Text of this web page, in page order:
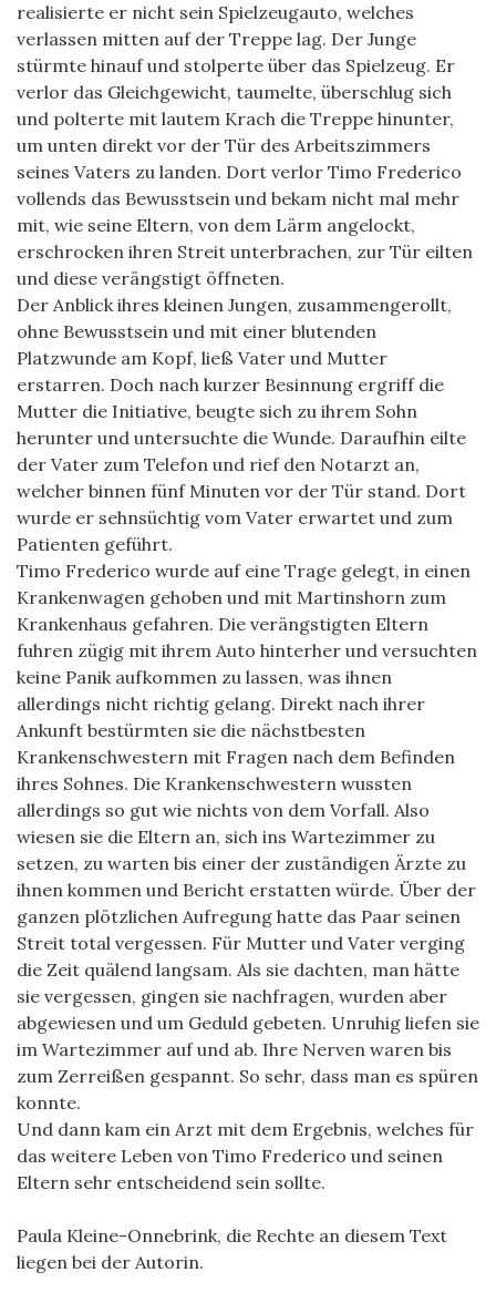
realisierte er nicht sein Spielzeugauto, welches
verlassen mitten auf der Treppe lag. Der Junge
stürmte hinauf und stolperte über das Spielzeug. Er
verlor das Gleichgewicht, taumelte, überschlug sich
und polterte mit lautem Krach die Treppe hinunter,
um unten direkt vor der Tür des Arbeitszimmers
seines Vaters zu landen. Dort verlor Timo Frederico
vollends das Bewusstsein und bekam nicht mal mehr
mit, wie seine Eltern, von dem Lärm angelockt,
erschrocken ihren Streit unterbrachen, zur Tür eilten
und diese verängstigt öffneten.
Der Anblick ihres kleinen Jungen, zusammengerollt,
ohne Bewusstsein und mit einer blutenden
Platzwunde am Kopf, ließ Vater und Mutter
erstarren. Doch nach kurzer Besinnung ergriff die
Mutter die Initiative, beugte sich zu ihrem Sohn
herunter und untersuchte die Wunde. Daraufhin eilte
der Vater zum Telefon und rief den Notarzt an,
welcher binnen fünf Minuten vor der Tür stand. Dort
wurde er sehnsüchtig vom Vater erwartet und zum
Patienten geführt.
Timo Frederico wurde auf eine Trage gelegt, in einen
Krankenwagen gehoben und mit Martinshorn zum
Krankenhaus gefahren. Die verängstigten Eltern
fuhren zügig mit ihrem Auto hinterher und versuchten
keine Panik aufkommen zu lassen, was ihnen
allerdings nicht richtig gelang. Direkt nach ihrer
Ankunft bestürmten sie die nächstbesten
Krankenschwestern mit Fragen nach dem Befinden
ihres Sohnes. Die Krankenschwestern wussten
allerdings so gut wie nichts von dem Vorfall. Also
wiesen sie die Eltern an, sich ins Wartezimmer zu
setzen, zu warten bis einer der zuständigen Ärzte zu
ihnen kommen und Bericht erstatten würde. Über der
ganzen plötzlichen Aufregung hatte das Paar seinen
Streit total vergessen. Für Mutter und Vater verging
die Zeit quälend langsam. Als sie dachten, man hätte
sie vergessen, gingen sie nachfragen, wurden aber
abgewiesen und um Geduld gebeten. Unruhig liefen sie
im Wartezimmer auf und ab. Ihre Nerven waren bis
zum Zerreißen gespannt. So sehr, dass man es spüren
konnte.
Und dann kam ein Arzt mit dem Ergebnis, welches für
das weitere Leben von Timo Frederico und seinen
Eltern sehr entscheidend sein sollte.
Paula Kleine-Onnebrink, die Rechte an diesem Text
liegen bei der Autorin.